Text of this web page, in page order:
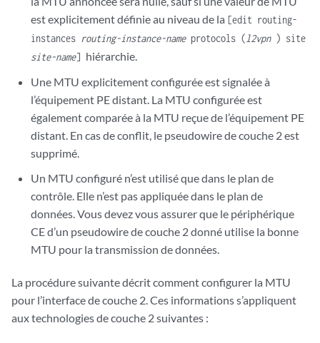
est explicitement définie au niveau de la [edit routing-
instances routing-instance-nameprotocols ( l2vpn ) site
site-name] hiérarchie.
Une MTU explicitement configurée est signalée à
l’équipement PE distant. La MTU configurée est
également comparée à la MTU reçue de l’équipement PE
distant. En cas de conflit, le pseudowire de couche 2 est
supprimé.
Un MTU configuré n’est utilisé que dans le plan de
contrôle. Elle n’est pas appliquée dans le plan de
données. Vous devez vous assurer que le périphérique
CE d’un pseudowire de couche 2 donné utilise la bonne
MTU pour la transmission de données.
La procédure suivante décrit comment configurer la MTU
pour l’interface de couche 2. Ces informations s’appliquent
aux technologies de couche 2 suivantes :